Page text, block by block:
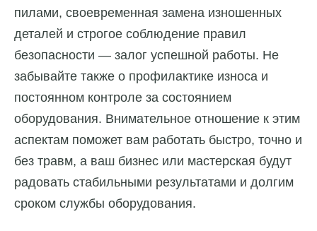
пилами, своевременная замена изношенных
деталей и строгое соблюдение правил
безопасности — залог успешной работы. Не
забывайте также о профилактике износа и
постоянном контроле за состоянием
оборудования. Внимательное отношение к этим
аспектам поможет вам работать быстро, точно и
без травм, а ваш бизнес или мастерская будут
радовать стабильными результатами и долгим
сроком службы оборудования.